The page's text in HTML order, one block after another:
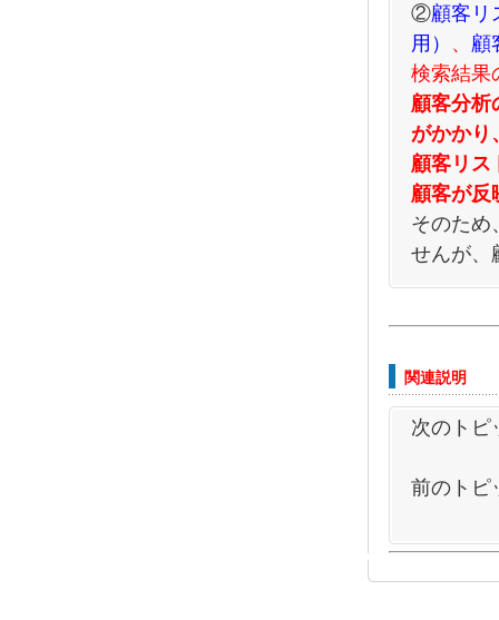
②顧客リ
用） 、 顧
検索結果
顧客分析
がかかり
顧客リス
顧客が反
そのため
せんが、
関連説明
次のトピ
前のトピ